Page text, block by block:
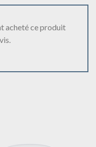
acheté ce produit